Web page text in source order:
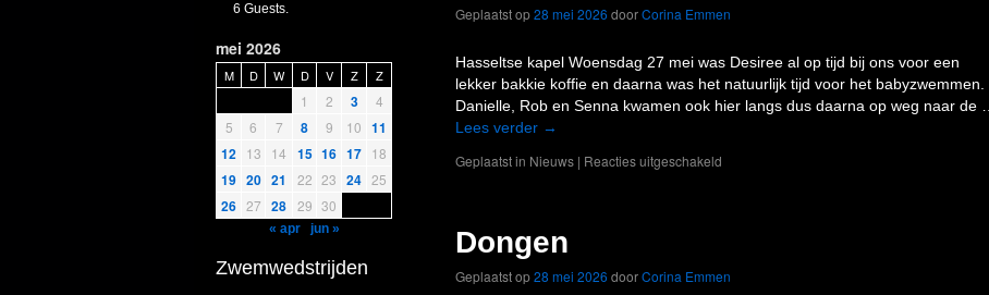
6 Guests.
mei 2026
M D W D V Z Z
1 2 3
4
5
6 7 8 9 10 11
12 13 14 15 16 17 18
19 20 21 22 23 24 25
26 27 28 29 30
« apr jun »
Zwemwedstrijden
Geplaatst op28 mei 2026 doorCorina Emmen
Hasseltse kapel Woensdag 27 mei was Desiree al op tijd bij ons voor een
lekker bakkie koffie en daarna was het natuurlijk tijd voor het babyzwemmen.
Danielle, Rob en Senna kwamen ook hier langs dus daarna op weg naar de …
Lees verder →
Geplaatst in Nieuws | Reacties uitgeschakeld
Dongen
Geplaatst op28 mei 2026 doorCorina Emmen